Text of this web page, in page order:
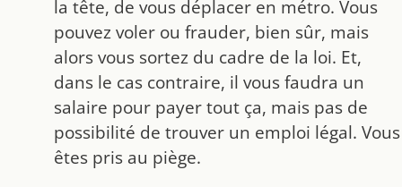
la tête, de vous déplacer en métro. Vous
pouvez voler ou frauder, bien sûr, mais
alors vous sortez du cadre de la loi. Et,
dans le cas contraire, il vous faudra un
salaire pour payer tout ça, mais pas de
possibilité de trouver un emploi légal. Vous
êtes pris au piège.